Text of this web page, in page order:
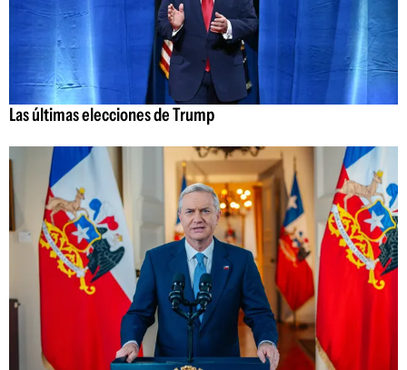
Las últimas elecciones de Trump